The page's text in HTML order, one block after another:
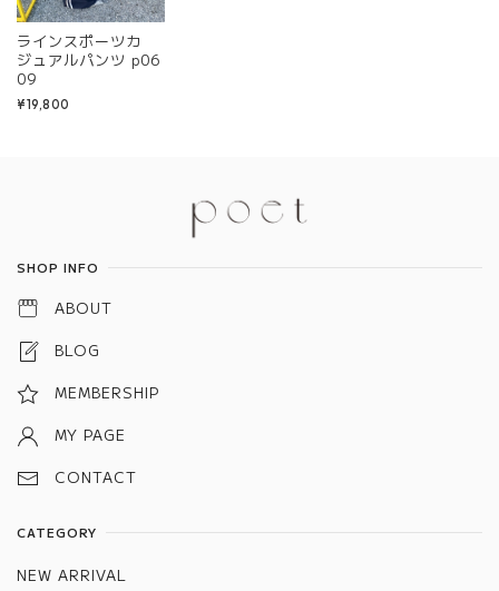
ラインスポーツカ
ジュアルパンツ p06
09
¥19,800
SHOP INFO
ABOUT
BLOG
MEMBERSHIP
MY PAGE
CONTACT
CATEGORY
NEW ARRIVAL